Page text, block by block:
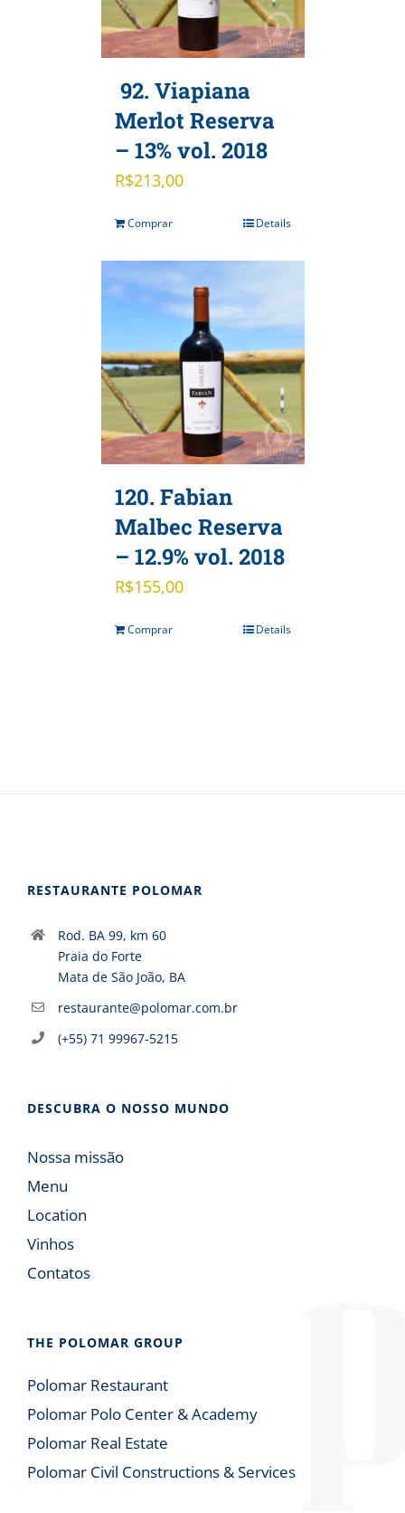
92. Viapiana
Merlot Reserva
– 13% vol. 2018
R$213,00
Comprar Details
120. Fabian
Malbec Reserva
– 12.9% vol. 2018
R$155,00
Comprar Details
RESTAURANTE POLOMAR
Rod. BA 99, km 60
Praia do Forte
Mata de São João, BA
restaurante@polomar.com.br
(+55) 71 99967-5215
DESCUBRA O NOSSO MUNDO
Nossa missão
Menu
Location
Vinhos
Contatos
THE POLOMAR GROUP
Polomar Restaurant
Polomar Polo Center & Academy
Polomar Real Estate
Polomar Civil Constructions & Services